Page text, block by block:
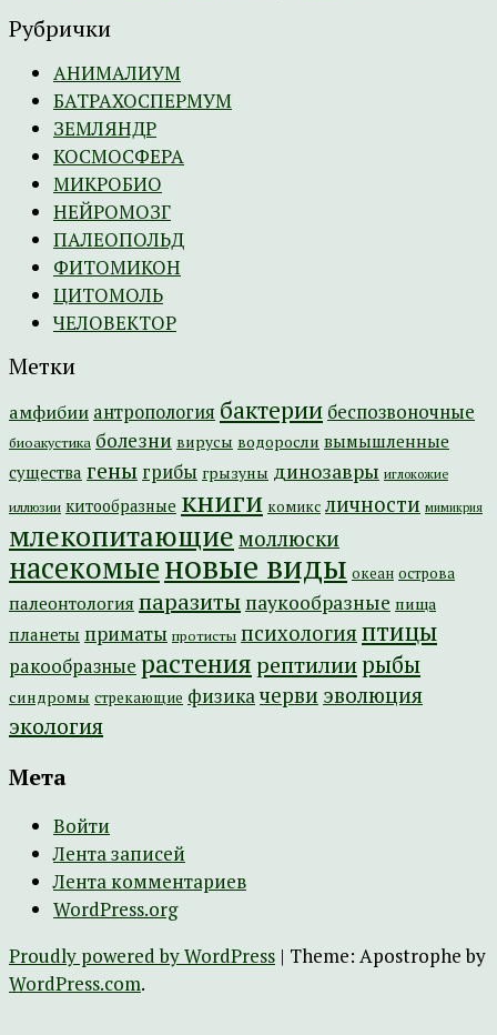
Рубрички
АНИМАЛИУМ
БАТРАХОСПЕРМУМ
ЗЕМЛЯНДР
КОСМОСФЕРА
МИКРОБИО
НЕЙРОМОЗГ
ПАЛЕОПОЛЬД
ФИТОМИКОН
ЦИТОМОЛЬ
ЧЕЛОВЕКТОР
Метки
амфибии антропология бактерии беспозвоночные
биоакустика болезни вирусы водоросли вымышленные
существа гены грибы грызуны динозавры иглокожие
иллюзии китообразные книги комикс личности мимикрия
млекопитающие моллюски
насекомыеновые виды океан острова
палеонтология паразиты паукообразные пища
планеты приматы протисты психология птицы
ракообразные растениярептилиирыбы
синдромы стрекающие физикачерви эволюция
экология
Мета
Войти
Лента записей
Лента комментариев
WordPress.org
Proudly powered by WordPress | Theme: Apostrophe by
WordPress.com.